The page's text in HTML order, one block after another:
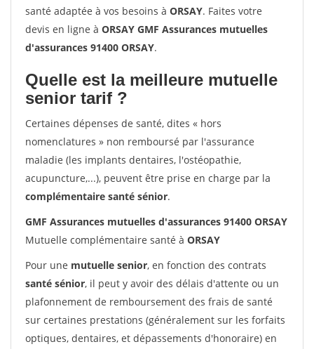
santé adaptée à vos besoins à ORSAY. Faites votre
devis en ligne à ORSAY GMF Assurances mutuelles
d'assurances 91400 ORSAY.
Quelle est la meilleure mutuelle
senior tarif ?
Certaines dépenses de santé, dites « hors
nomenclatures » non remboursé par l'assurance
maladie (les implants dentaires, l'ostéopathie,
acupuncture,...), peuvent être prise en charge par la
complémentaire santé sénior.
GMF Assurances mutuelles d'assurances 91400 ORSAY
Mutuelle complémentaire santé à ORSAY
Pour une mutuelle senior, en fonction des contrats
santé sénior, il peut y avoir des délais d'attente ou un
plafonnement de remboursement des frais de santé
sur certaines prestations (généralement sur les forfaits
optiques, dentaires, et dépassements d'honoraire) en